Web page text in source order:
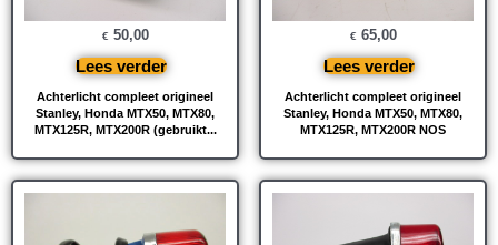
Achterlicht compleet origineel
Stanley, Honda MTX50, MTX80,
MTX125R, MTX200R (gebruikt...
€ 50,00
Lees verder
Achterlicht compleet origineel
Stanley, Honda MTX50, MTX80,
MTX125R, MTX200R NOS
€ 65,00
Lees verder